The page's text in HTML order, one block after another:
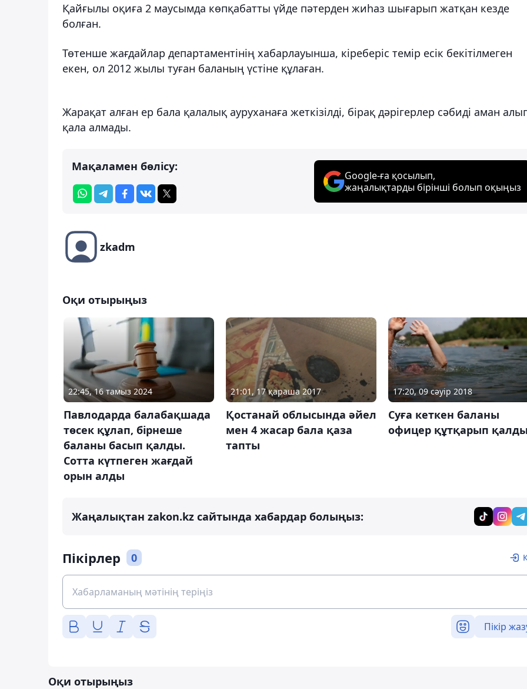
Қайғылы оқиға 2 маусымда көпқабатты үйде пәтерден жиһаз шығарып жатқан кезде
болған.
Төтенше жағдайлар департаментінің хабарлауынша, кіреберіс темір есік бекітілмеген
екен, ол 2012 жылы туған баланың үстіне құлаған.
Жарақат алған ер бала қалалық ауруханаға жеткізілді, бірақ дәрігерлер сәбиді аман
қала алмады.
Мақаламен бөлісу:
Google-ға қосылып,
жаңалықтарды бірінші болып оқыңыз
zkadm
Оқи отырыңыз
22:45, 16 тамыз 2024
Павлодарда балабақшада
төсек құлап, бірнеше
баланы басып қалды.
Сотта күтпеген жағдай
орын алды
21:01, 17 қараша 2017
Қостанай облысында әйел
мен 4 жасар бала қаза
тапты
17:20, 09 сәуір 2018
Суға кеткен баланы
офицер құтқарып
Жаңалықтан zakon.kz сайтында хабардар болыңыз:
Пікірлер 0
Пікір
Оқи отырыңыз